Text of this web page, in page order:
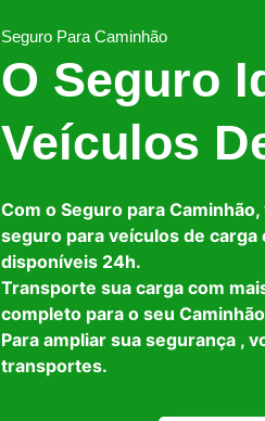
Seguro Para Caminhão
O Seguro
Veículos
Com o Seguro para
seguro para veículos de
disponíveis 24h.
Transporte sua carga com
completo para o seu
Para ampliar sua segurança ,
transportes.